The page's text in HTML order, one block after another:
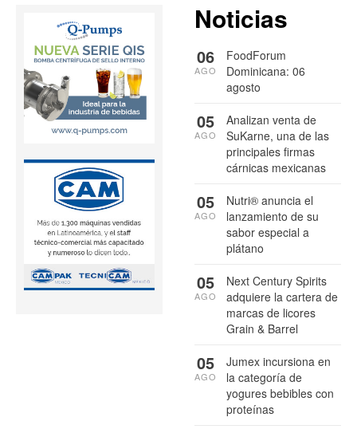
Noticias
FoodForum
Dominicana: 06
agosto
06
AGO
Analizan venta de
SuKarne, una de las
principales firmas
cárnicas mexicanas
05
AGO
Nutri® anuncia el
lanzamiento de su
sabor especial a
plátano
05
AGO
Next Century Spirits
adquiere la cartera de
marcas de licores
Grain & Barrel
05
AGO
Jumex incursiona en
la categoría de
yogures bebibles con
proteínas
05
AGO